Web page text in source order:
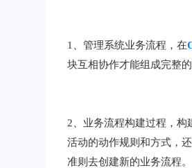
1、管理系统业务流程，在
块互相协作才能组成完整
2、业务流程构建过程，构
活动的动作规则和方式，
准则去创建新的业务流程。